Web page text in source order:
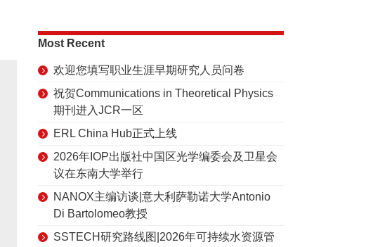
Most Recent
欢迎您填写职业生涯早期研究人员问卷
祝贺Communications in Theoretical Physics
期刊进入JCR一区
ERL China Hub正式上线
2026年IOP出版社中国区光学编委会及卫星会
议在东南大学举行
NANOX主编访谈|意大利萨勒诺大学Antonio
Di Bartolomeo教授
SSTECH研究路线图|2026年可持续水资源管